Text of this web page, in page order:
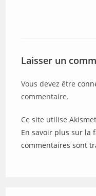
Laisser un
Vous devez être
commentaire.
Ce site utilise
En savoir plus sur la
commentaires sont